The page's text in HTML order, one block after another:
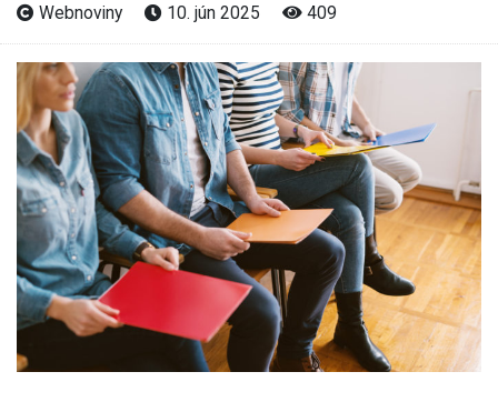
Webnoviny 10. jún 2025 409